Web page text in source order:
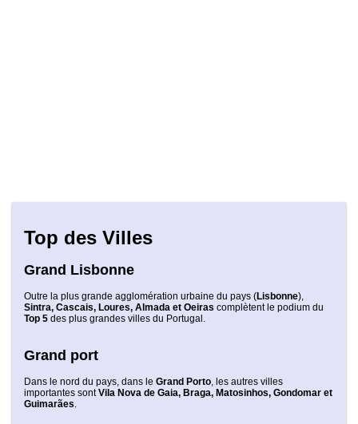
Top des Villes
Grand Lisbonne
Outre la plus grande agglomération urbaine du pays (Lisbonne),
Sintra, Cascais, Loures, Almada et Oeiras complètent le podium du
Top 5 des plus grandes villes du Portugal.
Grand port
Dans le nord du pays, dans le Grand Porto, les autres villes
importantes sontVila Nova de Gaia, Braga, Matosinhos, Gondomar et
Guimarães.